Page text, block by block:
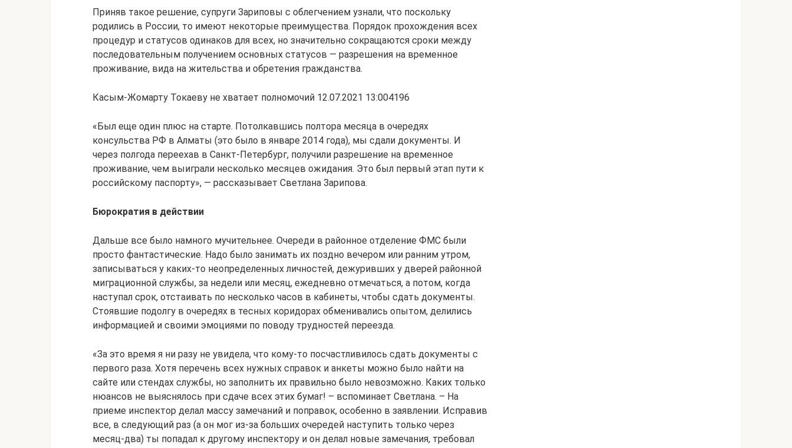
Приняв такое решение, супруги Зариповы с облегчением узнали, что поскольку
родились в России, то имеют некоторые преимущества. Порядок прохождения всех
процедур и статусов одинаков для всех, но значительно сокращаются сроки между
последовательным получением основных статусов — разрешения на временное
проживание, вида на жительства и обретения гражданства.
Касым-Жомарту Токаеву не хватает полномочий 12.07.2021 13:004196
«Был еще один плюс на старте. Потолкавшись полтора месяца в очередях
консульства РФ в Алматы (это было в январе 2014 года), мы сдали документы. И
через полгода переехав в Санкт-Петербург, получили разрешение на временное
проживание, чем выиграли несколько месяцев ожидания. Это был первый этап пути к
российскому паспорту», — рассказывает Светлана Зарипова.
Бюрократия в действии
Дальше все было намного мучительнее. Очереди в районное отделение ФМС были
просто фантастические. Надо было занимать их поздно вечером или ранним утром,
записываться у каких-то неопределенных личностей, дежуривших у дверей районной
миграционной службы, за недели или месяц, ежедневно отмечаться, а потом, когда
наступал срок, отстаивать по несколько часов в кабинеты, чтобы сдать документы.
Стоявшие подолгу в очередях в тесных коридорах обменивались опытом, делились
информацией и своими эмоциями по поводу трудностей переезда.
«За это время я ни разу не увидела, что кому-то посчастливилось сдать документы с
первого раза. Хотя перечень всех нужных справок и анкеты можно было найти на
сайте или стендах службы, но заполнить их правильно было невозможно. Каких только
нюансов не выяснялось при сдаче всех этих бумаг! – вспоминает Светлана. – На
приеме инспектор делал массу замечаний и поправок, особенно в заявлении. Исправив
все, в следующий раз (а он мог из-за больших очередей наступить только через
месяц-два) ты попадал к другому инспектору и он делал новые замечания, требовал